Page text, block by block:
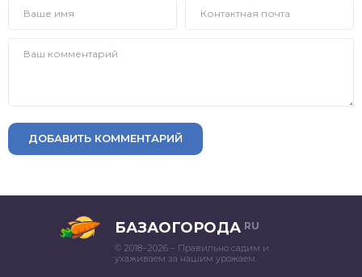
ДОБАВИТЬ КОММЕНТАРИЙ
БАЗАОГОРОДА RU
© 2018–2026 – Правильно садим и
ухаживаем за нашим урожаем.